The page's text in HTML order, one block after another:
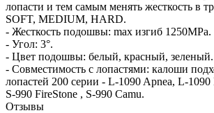
лопасти и тем самым менять жесткость в
SOFT, MEDIUM, HARD.
- Жесткость подошвы: max изгиб 1250MPa.
- Угол: 3°.
- Цвет подошвы: белый, красный, зеленый.
- Совместимость с лопастями: калоши
лопастей 200 серии - L-1090 Apnea, L-1090
S-990 FireStone , S-990 Camu.
Отзывы